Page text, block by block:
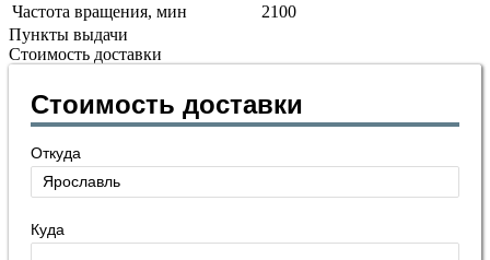
Частота вращения, мин
2100
Пункты выдачи
Стоимость доставки
Стоимость доставки
Откуда
Куда